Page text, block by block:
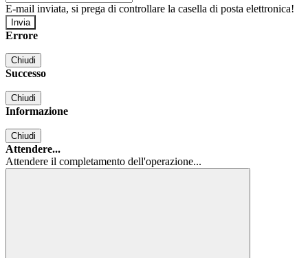
E-mail inviata, si prega di controllare la casella di posta elettronica!
Errore
Chiudi
Successo
Chiudi
Informazione
Chiudi
Attendere...
Attendere il completamento dell'operazione...